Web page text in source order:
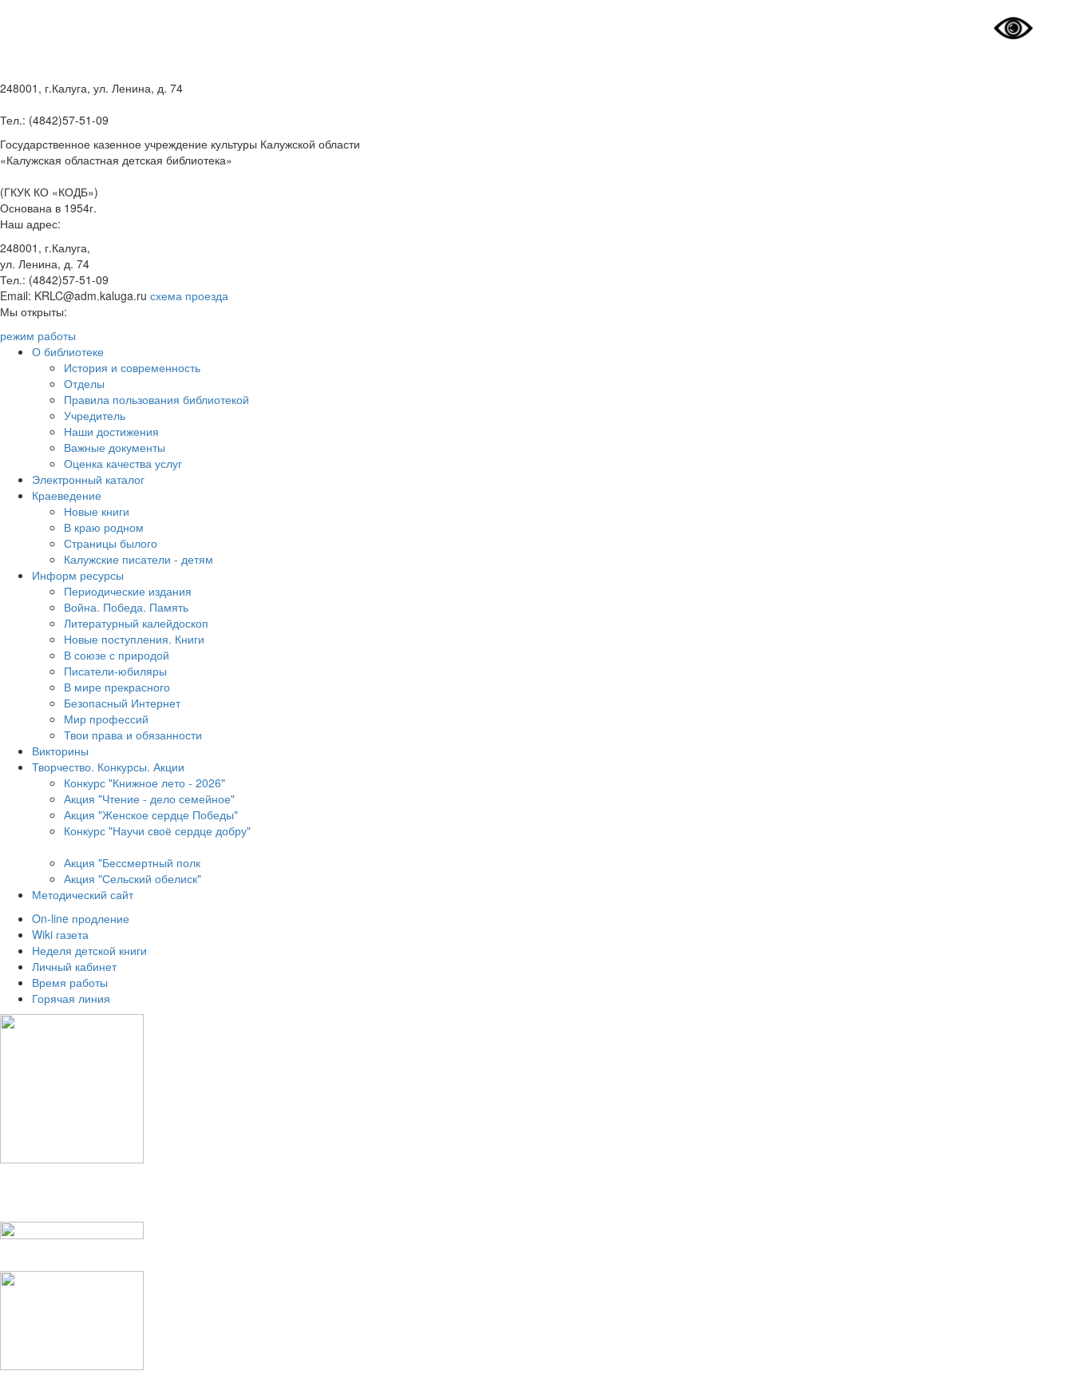
248001, г.Калуга, ул. Ленина, д. 74
Тел.: (4842)57-51-09
Государственное казенное учреждение культуры Калужской области
«Калужская областная детская библиотека»
(ГКУК КО «КОДБ»)
Основана в 1954г.
Наш адрес:
248001, г.Калуга,
ул. Ленина, д. 74
Тел.: (4842)57-51-09
Email: KRLC@adm.kaluga.ru схема проезда
Мы открыты:
режим работы
О библиотеке
История и современность
Отделы
Правила пользования библиотекой
Учредитель
Наши достижения
Важные документы
Оценка качества услуг
Электронный каталог
Краеведение
Новые книги
В краю родном
Страницы былого
Калужские писатели - детям
Информ ресурсы
Периодические издания
Война. Победа. Память
Литературный калейдоскоп
Новые поступления. Книги
В союзе с природой
Писатели-юбиляры
В мире прекрасного
Безопасный Интернет
Мир профессий
Твои права и обязанности
Викторины
Творчество. Конкурсы. Акции
Конкурс "Книжное лето - 2026"
Акция "Чтение - дело семейное"
Акция "Женское сердце Победы"
Конкурс "Научи своё сердце добру"
Акция "Бессмертный полк
Акция "Сельский обелиск"
Методический сайт
On-line продление
Wiki газета
Неделя детской книги
Личный кабинет
Время работы
Горячая линия